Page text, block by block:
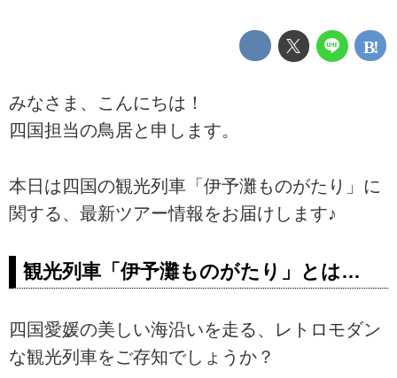
みなさま、こんにちは！
四国担当の鳥居と申します。
本日は四国の観光列車「伊予灘ものがたり」に
関する、最新ツアー情報をお届けします♪
観光列車「伊予灘ものがたり」とは…
四国愛媛の美しい海沿いを走る、レトロモダン
な観光列車をご存知でしょうか？